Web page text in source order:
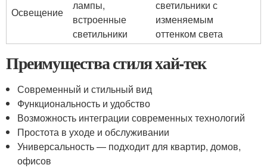
Освещение
лампы,
встроенные
светильники
светильники с
изменяемым
оттенком света
Преимущества стиля хай-тек
Современный и стильный вид
Функциональность и удобство
Возможность интеграции современных технологий
Простота в уходе и обслуживании
Универсальность — подходит для квартир, домов,
офисов